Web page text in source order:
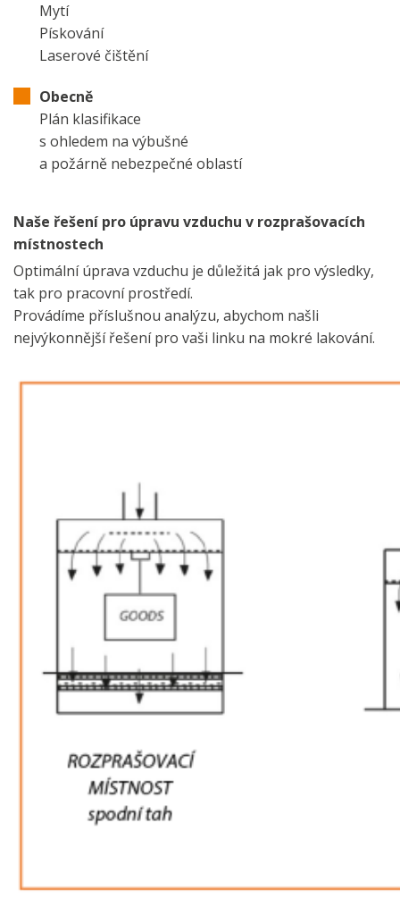
Mytí
Pískování
Laserové čištění
Obecně
Plán klasifikace
s ohledem na výbušné
a požárně nebezpečné oblastí
Naše řešení pro úpravu vzduchu v rozprašovacích
místnostech
Optimální úprava vzduchu je důležitá jak pro výsledky,
tak pro pracovní prostředí.
Provádíme příslušnou analýzu, abychom našli
nejvýkonnější řešení pro vaši linku na mokré lakování.